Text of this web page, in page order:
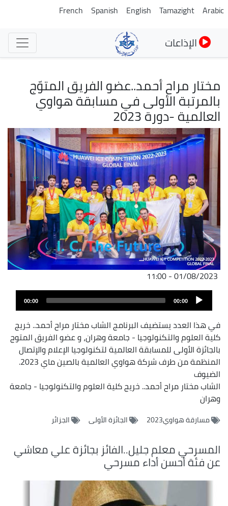
تجاوز
Arabic
Tamazight
English
Spanish
French
الإذاعات
مختار مراح أحمد..عضو الفريق المتوّج
بالمرتبة الأولى في مسابقة هواوي
العالمية -دورة 2023
الصورة
01/08/2023 - 11:00
Audio
Player
00:00
00:00
في هذا العدد يستضيف البرنامج الشاب مختار مراح أحمد.. خريج
كلية العلوم والتكنولوجيا - جامعة وهران، و عضو الفريق المتوج
بالجائزة الأولى للمسابقة العالمية لتكنولوجيا الإعلام والإتصال
المنظمة من طرف شركة هواوي العالمية بالصين ماي 2023.
الضيوف
الشاب مختار مراح أحمد.. خريج كلية العلوم والتكنولوجيا - جامعة
وهران
مسارقة هواوي2023 الجائزة الأولى الجزائر
المسرحي معلم جليل..الفائز بجائزة علي معاشي
عن فئة أحسن أداء مسرحي